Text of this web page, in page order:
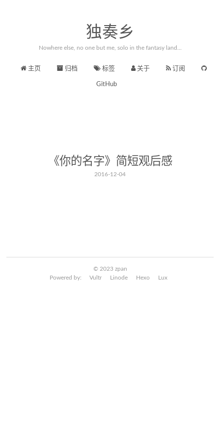
独奏乡
Nowhere else, no one but me, solo in the fantasy land...
 主页  归档  标签 关于  订阅 
GitHub
《你的名字》简短观后感
2016-12-04
© 2023 zpan
Powered by:
Vultr Linode Hexo Lux